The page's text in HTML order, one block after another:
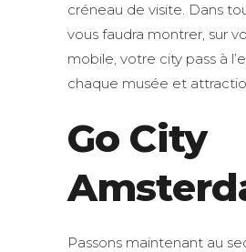
créneau de visite. Dans
vous faudra montrer, sur
mobile, votre city pass à
chaque musée et
Go City
Passons maintenant au